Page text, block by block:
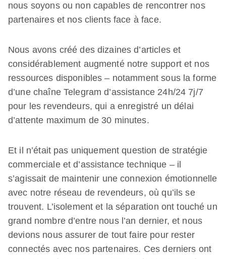
nous soyons ou non capables de rencontrer nos
partenaires et nos clients face à face.
Nous avons créé des dizaines d’articles et
considérablement augmenté notre support et nos
ressources disponibles – notamment sous la forme
d’une chaîne Telegram d’assistance 24h/24 7j/7
pour les revendeurs, qui a enregistré un délai
d’attente maximum de 30 minutes.
Et il n’était pas uniquement question de stratégie
commerciale et d’assistance technique – il
s’agissait de maintenir une connexion émotionnelle
avec notre réseau de revendeurs, où qu’ils se
trouvent. L’isolement et la séparation ont touché un
grand nombre d’entre nous l’an dernier, et nous
devions nous assurer de tout faire pour rester
connectés avec nos partenaires. Ces derniers ont